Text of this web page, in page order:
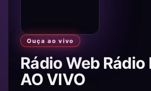
Ouça ao vivo
Rádio Web Rádio
AO VIVO